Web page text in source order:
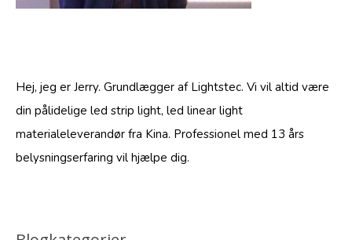
Hej, jeg er Jerry. Grundlægger af Lightstec. Vi vil altid være
din pålidelige led strip light, led linear light
materialeleverandør fra Kina. Professionel med 13 års
belysningserfaring vil hjælpe dig.